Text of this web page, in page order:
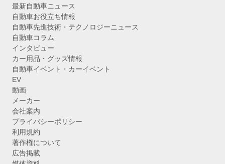
最新自動車ニュース
自動車お役立ち情報
自動車先進技術・テクノロジーニュース
自動車コラム
インタビュー
カー用品・グッズ情報
自動車イベント・カーイベント
EV
動画
メーカー
会社案内
プライバシーポリシー
利用規約
著作権について
広告掲載